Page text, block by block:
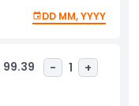
360-degree
an unparalleled
DD MM, YYYY
99.39 - 1 +